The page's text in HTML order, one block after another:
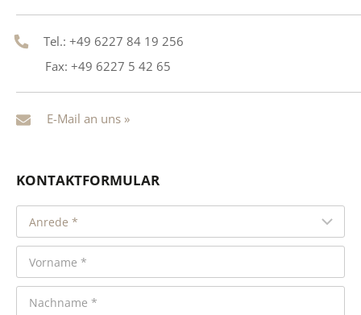
Tel.: +49 6227 84 19 256
Fax: +49 6227 5 42 65
E-Mail an uns »
KONTAKTFORMULAR